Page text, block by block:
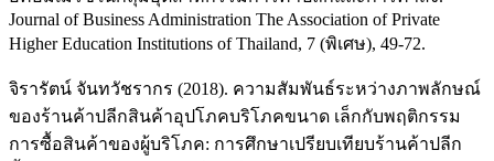
Journal of Business Administration The Association of Private
Higher Education Institutions of Thailand, 7 (พิเศษ), 49-72.
จิรารัตน์ จันทวัชรากร (2018). ความสัมพันธ์ระหว่างภาพลักษณ์
ของร้านค้าปลีกสินค้าอุปโภคบริโภคขนาด เล็กกับพฤติกรรม
การซื้อสินค้าของผู้บริโภค: การศึกษาเปรียบเทียบร้านค้าปลีก